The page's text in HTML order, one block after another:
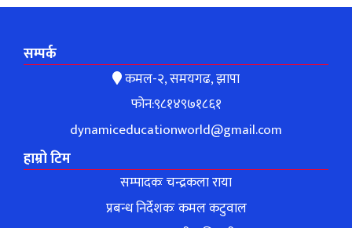
सम्पर्क
कमल-२, समयगढ, झापा
फोन:९८१४९७१८६१
dynamiceducationworld@gmail.com
हाम्रो टिम
सम्पादकः चन्द्रकला राया
प्रबन्ध निर्देशकः कमल कटुवाल